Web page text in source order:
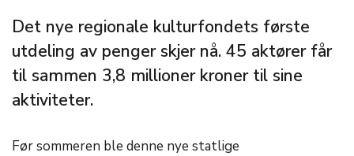
Det nye regionale kulturfondets første
utdeling av penger skjer nå. 45 aktører får
til sammen 3,8 millioner kroner til sine
aktiviteter.
Før sommeren ble denne nye statlige